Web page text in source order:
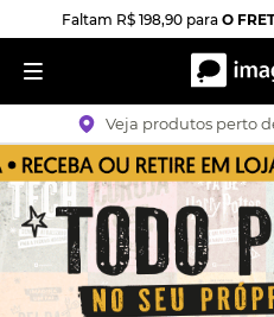
Faltam R$ 198,90paraO
Veja produtos perto